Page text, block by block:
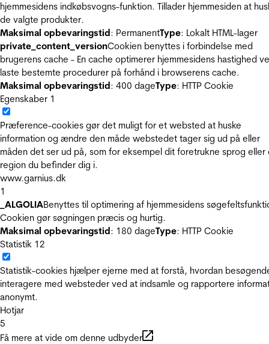
hjemmesidens indkøbsvogns-funktion. Tillader hjemmesiden at
de valgte produkter.
Maksimal opbevaringstid: PermanentType: Lokalt HTML-lager
private_content_versionCookien benyttes i forbindelse med
brugerens cache - En cache optimerer hjemmesidens hastighed
laste bestemte procedurer på forhånd i browserens cache.
Maksimal opbevaringstid: 400 dageType: HTTP Cookie
Egenskaber 1
Præference-cookies gør det muligt for et websted at huske
information og ændre den måde webstedet tager sig ud på eller
måden det ser ud på, som for eksempel dit foretrukne sprog eller
region du befinder dig i.
www.garnius.dk
1
_ALGOLIABenyttes til optimering af hjemmesidens
Cookien gør søgningen præcis og hurtig.
Maksimal opbevaringstid: 180 dageType: HTTP Cookie
Statistik 12
Statistik-cookies hjælper ejerne med at forstå, hvordan
interagere med websteder ved at indsamle og rapportere
anonymt.
Hotjar
5
Få mere at vide om denne udbyder